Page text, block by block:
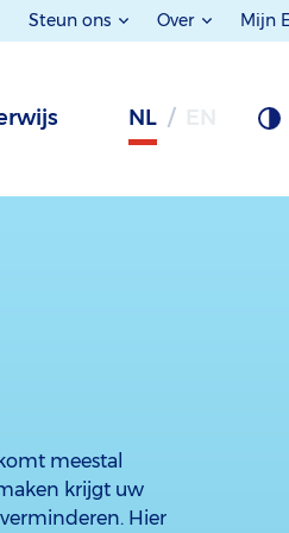
Steun ons Over Mijn
NL
meestal
krijgt uw
Hier